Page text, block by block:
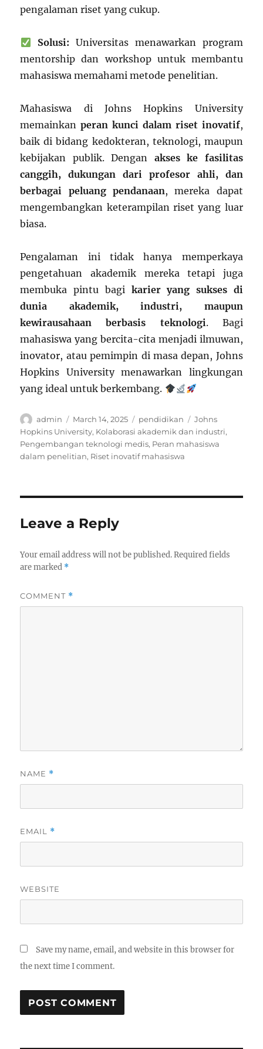
pengalaman riset yang cukup.
Solusi: Universitas menawarkan program
mentorship dan workshop untuk membantu
mahasiswa memahami metode penelitian.
Mahasiswa di Johns Hopkins University
memainkanperan kunci dalam riset inovatif,
baik di bidang kedokteran, teknologi, maupun
kebijakan publik. Dengan akses ke fasilitas
canggih, dukungan dari profesor ahli, dan
berbagai peluang pendanaan, mereka dapat
mengembangkan keterampilan riset yang luar
biasa.
Pengalaman ini tidak hanya memperkaya
pengetahuan akademik mereka tetapi juga
membuka pintu bagi karier yang sukses di
dunia akademik, industri, maupun
kewirausahaan berbasis teknologi. Bagi
mahasiswa yang bercita-cita menjadi ilmuwan,
inovator, atau pemimpin di masa depan, Johns
Hopkins University menawarkan lingkungan
yang ideal untuk berkembang.
Author
admin
Posted
on
March 14, 2025 Categories
pendidikan Tags
Johns
Hopkins University, Kolaborasi akademik dan industri,
Pengembangan teknologi medis, Peran mahasiswa
dalam penelitian, Riset inovatif mahasiswa
Leave a Reply
Your email address will not be published. Required fields
are marked *
COMMENT *
NAME *
EMAIL *
WEBSITE
Save my name, email, and website in this browser for
the next time I comment.